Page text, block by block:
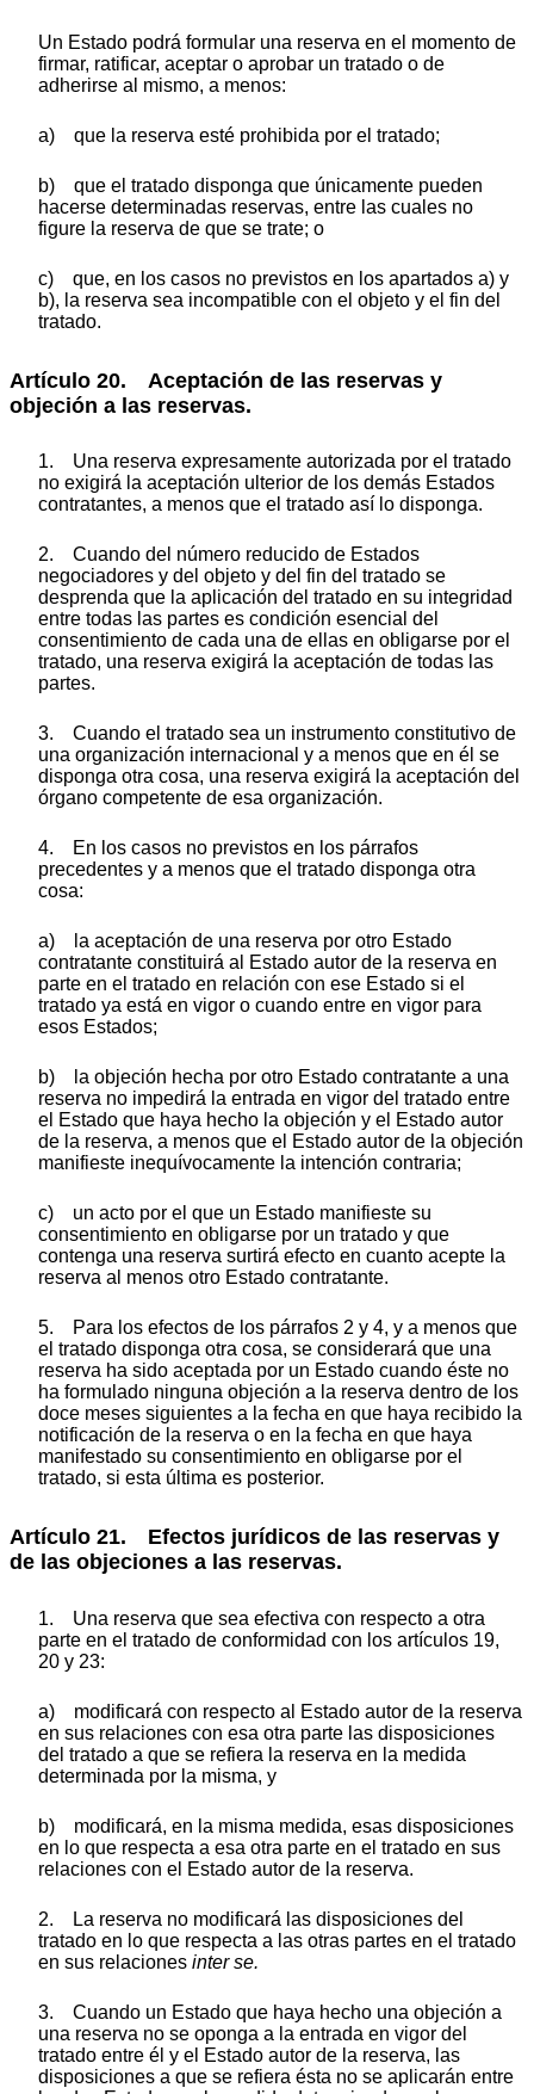
Un Estado podrá formular una reserva en el momento de
firmar, ratificar, aceptar o aprobar un tratado o de
adherirse al mismo, a menos:
a) que la reserva esté prohibida por el tratado;
b) que el tratado disponga que únicamente pueden
hacerse determinadas reservas, entre las cuales no
figure la reserva de que se trate; o
c) que, en los casos no previstos en los apartados a) y
b), la reserva sea incompatible con el objeto y el fin del
tratado.
Artículo 20. Aceptación de las reservas y
objeción a las reservas.
1. Una reserva expresamente autorizada por el tratado
no exigirá la aceptación ulterior de los demás Estados
contratantes, a menos que el tratado así lo disponga.
2. Cuando del número reducido de Estados
negociadores y del objeto y del fin del tratado se
desprenda que la aplicación del tratado en su integridad
entre todas las partes es condición esencial del
consentimiento de cada una de ellas en obligarse por el
tratado, una reserva exigirá la aceptación de todas las
partes.
3. Cuando el tratado sea un instrumento constitutivo de
una organización internacional y a menos que en él se
disponga otra cosa, una reserva exigirá la aceptación del
órgano competente de esa organización.
4. En los casos no previstos en los párrafos
precedentes y a menos que el tratado disponga otra
cosa:
a) la aceptación de una reserva por otro Estado
contratante constituirá al Estado autor de la reserva en
parte en el tratado en relación con ese Estado si el
tratado ya está en vigor o cuando entre en vigor para
esos Estados;
b) la objeción hecha por otro Estado contratante a una
reserva no impedirá la entrada en vigor del tratado entre
el Estado que haya hecho la objeción y el Estado autor
de la reserva, a menos que el Estado autor de la objeción
manifieste inequívocamente la intención contraria;
c) un acto por el que un Estado manifieste su
consentimiento en obligarse por un tratado y que
contenga una reserva surtirá efecto en cuanto acepte la
reserva al menos otro Estado contratante.
5. Para los efectos de los párrafos 2 y 4, y a menos que
el tratado disponga otra cosa, se considerará que una
reserva ha sido aceptada por un Estado cuando éste no
ha formulado ninguna objeción a la reserva dentro de los
doce meses siguientes a la fecha en que haya recibido la
notificación de la reserva o en la fecha en que haya
manifestado su consentimiento en obligarse por el
tratado, si esta última es posterior.
Artículo 21. Efectos jurídicos de las reservas y
de las objeciones a las reservas.
1. Una reserva que sea efectiva con respecto a otra
parte en el tratado de conformidad con los artículos 19,
20 y 23:
a) modificará con respecto al Estado autor de la reserva
en sus relaciones con esa otra parte las disposiciones
del tratado a que se refiera la reserva en la medida
determinada por la misma, y
b) modificará, en la misma medida, esas disposiciones
en lo que respecta a esa otra parte en el tratado en sus
relaciones con el Estado autor de la reserva.
2. La reserva no modificará las disposiciones del
tratado en lo que respecta a las otras partes en el tratado
en sus relaciones inter se.
3. Cuando un Estado que haya hecho una objeción a
una reserva no se oponga a la entrada en vigor del
tratado entre él y el Estado autor de la reserva, las
disposiciones a que se refiera ésta no se aplicarán entre